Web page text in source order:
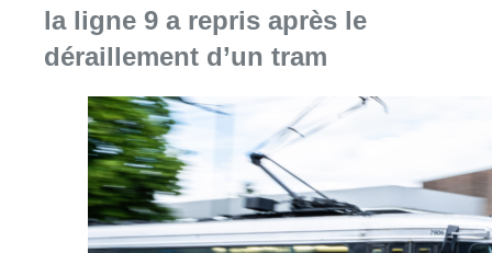
la ligne 9 a repris après le
déraillement d’un tram